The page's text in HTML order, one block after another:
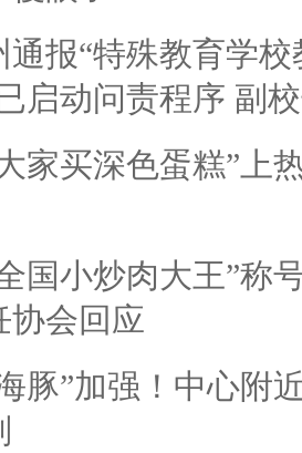
通报“特殊教育学
启动问责程序 副
家买深色蛋糕”上
国小炒肉大王”称
协会回应
豚”加强！中心附